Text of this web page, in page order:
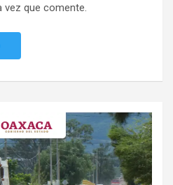
vez que comente.